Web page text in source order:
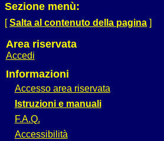
Sezione menù:
[Salta al contenuto della pagina ]
Area riservata
Accedi
Informazioni
Accesso area riservata
Istruzioni e manuali
F.A.Q.
Accessibilità